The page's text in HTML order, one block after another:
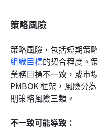
策略風險
策略風險，包括短期策
組織目標的契合程度。
業務目標不一致，或市
PMBOK 框架，風險分
期策略風險三類。
不一致可能導致：